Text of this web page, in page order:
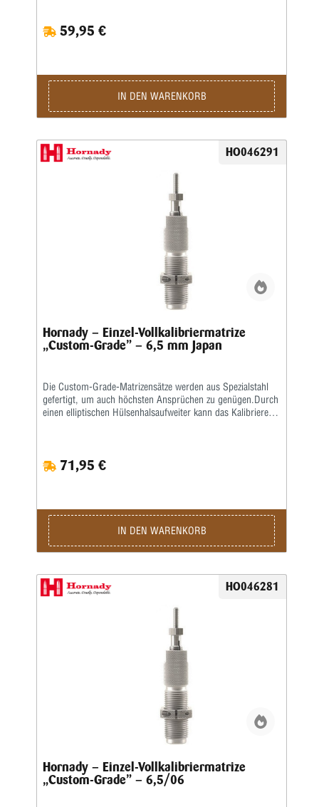
59,95 €
IN DEN WARENKORB
HO046291
Hornady – Einzel-Vollkalibriermatrize
„Custom-Grade” – 6,5 mm Japan
Die Custom-Grade-Matrizensätze werden aus Spezialstahl
gefertigt, um auch höchsten Ansprüchen zu genügen.Durch
einen elliptischen Hülsenhalsaufweiter kann das Kalibrieren
71,95 €
IN DEN WARENKORB
HO046281
Hornady – Einzel-Vollkalibriermatrize
„Custom-Grade” – 6,5/06